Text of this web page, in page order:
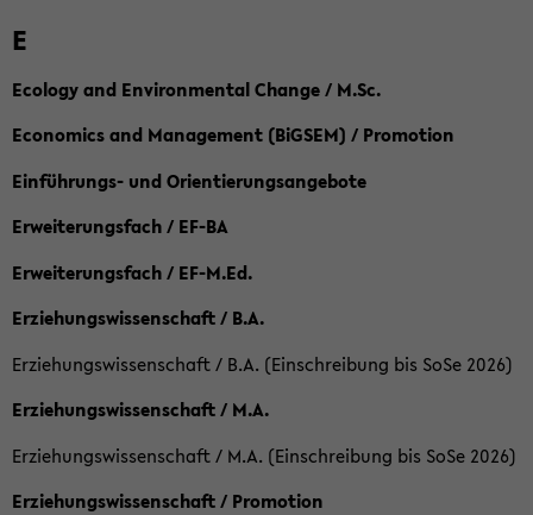
E
Ecology and Environmental Change / M.Sc.
Economics and Management (BiGSEM) / Promotion
Einführungs- und Orientierungsangebote
Erweiterungsfach / EF-BA
Erweiterungsfach / EF-M.Ed.
Erziehungswissenschaft / B.A.
Erziehungswissenschaft / B.A. (Einschreibung bis SoSe 2026)
Erziehungswissenschaft / M.A.
Erziehungswissenschaft / M.A. (Einschreibung bis SoSe 2026)
Erziehungswissenschaft / Promotion